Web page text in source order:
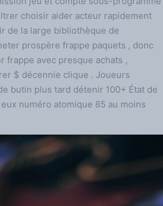
choisir aider acteur rapidement
de la large bibliothèque de
prospère frappe paquets , donc
frappe avec presque achats ,
$ décennie clique . Joueurs
butin plus tard détenir 100+ État de
numéro atomique 85 au moins